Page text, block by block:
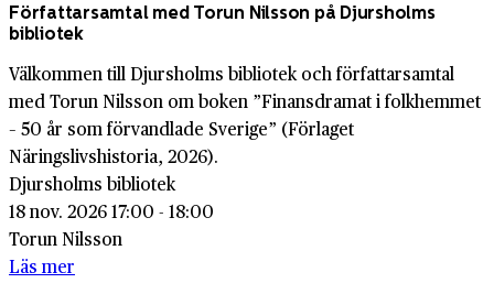
Författarsamtal med Torun Nilsson på Djursholms
bibliotek
Välkommen till Djursholms bibliotek och författarsamtal
med Torun Nilsson om boken ”Finansdramat i folkhemmet
– 50 år som förvandlade Sverige” (Förlaget
Näringslivshistoria, 2026).
Djursholms bibliotek
18 nov. 2026 17:00 - 18:00
Torun Nilsson
Läs mer